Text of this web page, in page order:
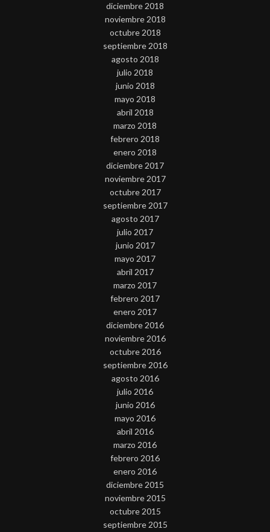
diciembre 2018
noviembre 2018
octubre 2018
septiembre 2018
agosto 2018
julio 2018
junio 2018
mayo 2018
abril 2018
marzo 2018
febrero 2018
enero 2018
diciembre 2017
noviembre 2017
octubre 2017
septiembre 2017
agosto 2017
julio 2017
junio 2017
mayo 2017
abril 2017
marzo 2017
febrero 2017
enero 2017
diciembre 2016
noviembre 2016
octubre 2016
septiembre 2016
agosto 2016
julio 2016
junio 2016
mayo 2016
abril 2016
marzo 2016
febrero 2016
enero 2016
diciembre 2015
noviembre 2015
octubre 2015
septiembre 2015